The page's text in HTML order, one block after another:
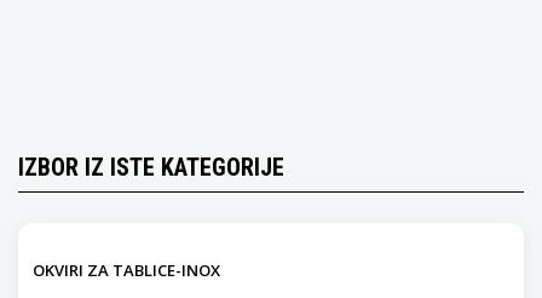
IZBOR IZ ISTE KATEGORIJE
OKVIRI ZA TABLICE-INOX